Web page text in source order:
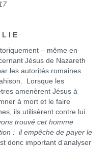
L I E
– même en
Jésus de Nazareth
les autorités romaines
Lorsque les
amenèrent Jésus à
à mort et le faire
ils utilisèrent contre lui
trouvé cet homme
: il empêche de payer le
donc important d’analyser